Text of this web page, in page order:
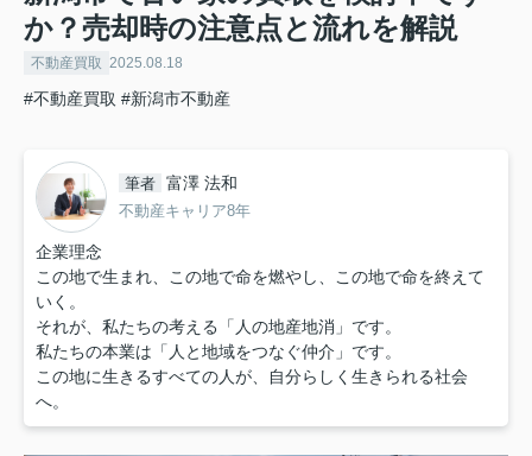
か？売却時の注意点と流れを解説
不動産買取 2025.08.18
#不動産買取 #新潟市不動産
筆者 富澤 法和
不動産キャリア8年
企業理念
この地で生まれ、この地で命を燃やし、この地で命を終えて
いく。
それが、私たちの考える「人の地産地消」です。
私たちの本業は「人と地域をつなぐ仲介」です。
この地に生きるすべての人が、自分らしく生きられる社会
へ。